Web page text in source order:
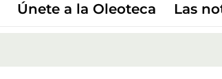
Únete a la Oleoteca Las